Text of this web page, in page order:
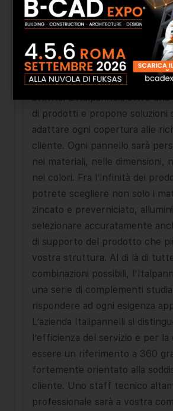
mondo, l'Italpannelli ha avuto
una rapidissima crescita
con lo stabilimento produttivo
d`Europa nel settore dell’
linee di produzione in continuo
attività. L’Italpannelli offre una
di prodotti e propone soluzioni
adattare ogni copertura alle
cliente. Ogni pannello sarà
nei materiali, nelle dimensioni,
nei colori. Fra l’infinità dei
potrete scegliere non solo i
zincato e preverniciato,
selezionare accuratamente
di supporto del prodotto che
vostra struttura. Al di là di
combinazioni possibili,
una serie di complementi
rispondere ad ogni esigenza
L’azienda Italipannelli si
l’efficienza del servizio e per la
essere un riferimento a 360
fortemente orientato alla
cliente. Uno staff tecnico
professionale sarà a vostra